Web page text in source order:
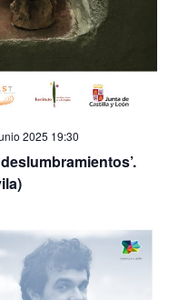
2025 19:30